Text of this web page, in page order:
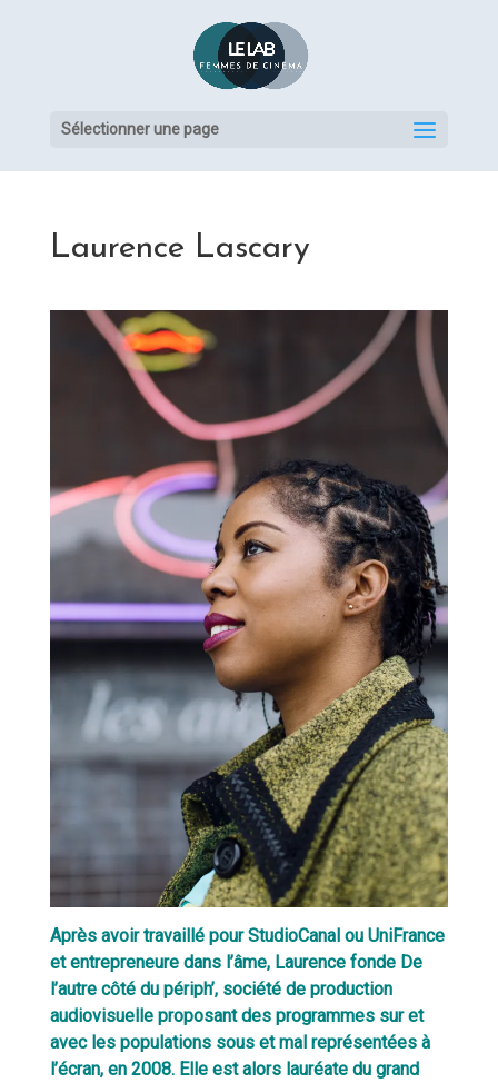
Sélectionner une page
Laurence Lascary
Après avoir travaillé pour StudioCanal ou UniFrance
et entrepreneure dans l’âme, Laurence fonde De
l’autre côté du périph’, société de production
audiovisuelle proposant des programmes sur et
avec les populations sous et mal représentées à
l’écran, en 2008. Elle est alors lauréate du grand